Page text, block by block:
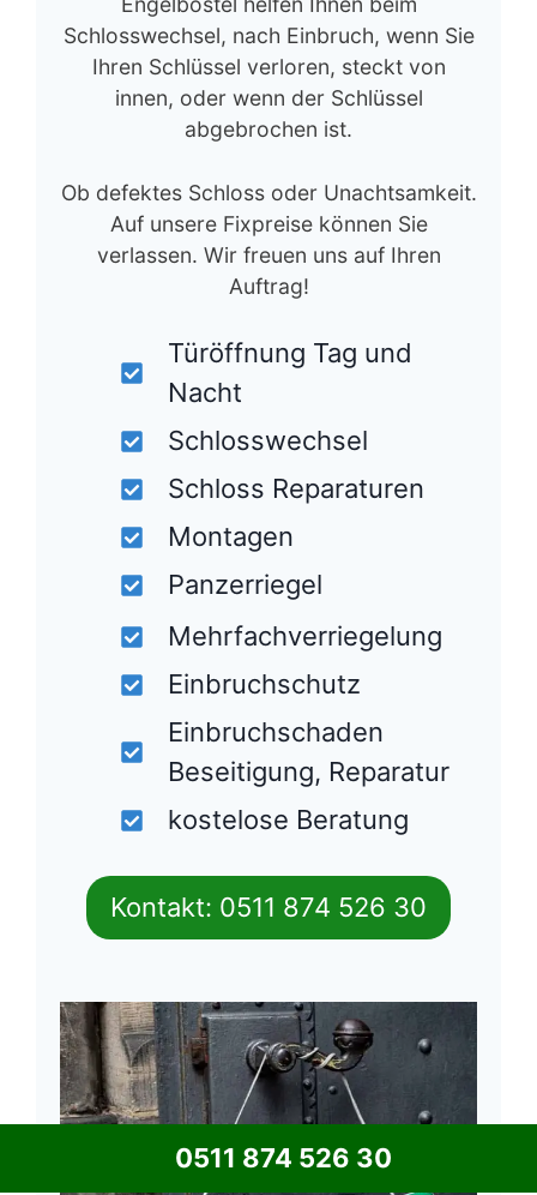
Schlosswechsel, nach Einbruch, wenn Sie
Ihren Schlüssel verloren, steckt von
innen, oder wenn der Schlüssel
abgebrochen ist.
Ob defektes Schloss oder Unachtsamkeit.
Auf unsere Fixpreise können Sie
verlassen. Wir freuen uns auf Ihren
Auftrag!
Türöffnung Tag und
Nacht
Schlosswechsel
Schloss Reparaturen
Montagen
Panzerriegel
Mehrfachverriegelung
Einbruchschutz
Einbruchschaden
Beseitigung, Reparatur
kostelose Beratung
Kontakt: 0511 874 526 30
0511 874 526 30